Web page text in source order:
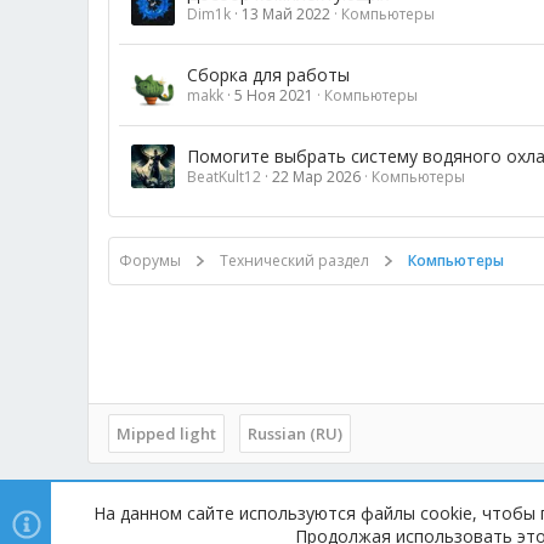
Dim1k 13 Май 2022 Компьютеры
Сборка для работы
makk 5 Ноя 2021 Компьютеры
Помогите выбрать систему водяного
BeatKult12 22 Мар 2026 Компьютеры
Форумы Технический раздел Компьютеры
Mipped light Russian (RU)
Copyright © 2014 - 2025, mipped.com. Все права защищены.
На данном сайте используются файлы cookie, чтобы
Продолжая использовать